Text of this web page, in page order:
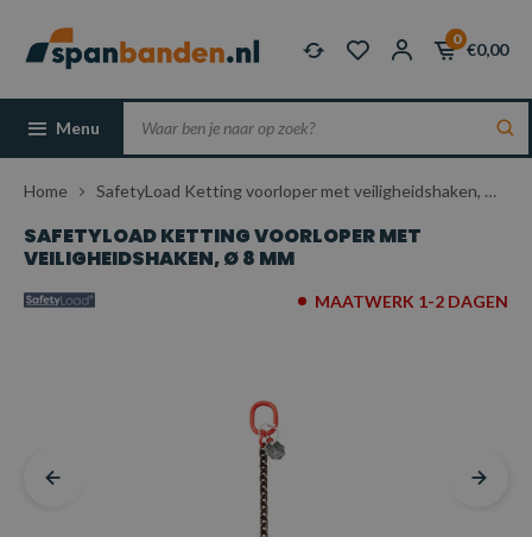
0
€0,00
Menu
Home SafetyLoad Ketting voorloper met veiligheidshaken, Ø 8 mm
SAFETYLOAD KETTING VOORLOPER MET
VEILIGHEIDSHAKEN, Ø 8 MM
MAATWERK 1-2 DAGEN